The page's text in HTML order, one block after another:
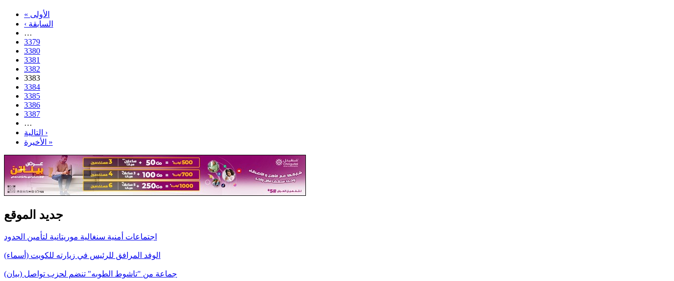
« الأولى
‹ السابقة
…
3379
3380
3381
3382
3383
3384
3385
3386
3387
…
التالية ›
الأخيرة »
جديد الموقع
اجتماعات أمنية سنغالية موريتانية لتأمين الحدود
الوفد المرافق للرئيس في زيارته للكويت (أسماء)
جماعة من "تاشوط الطوبه" تنضم لحزب تواصل (بيان)